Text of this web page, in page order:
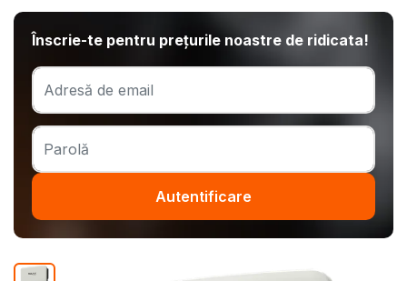
Înscrie-te pentru prețurile noastre de ridicata!
Autentificare